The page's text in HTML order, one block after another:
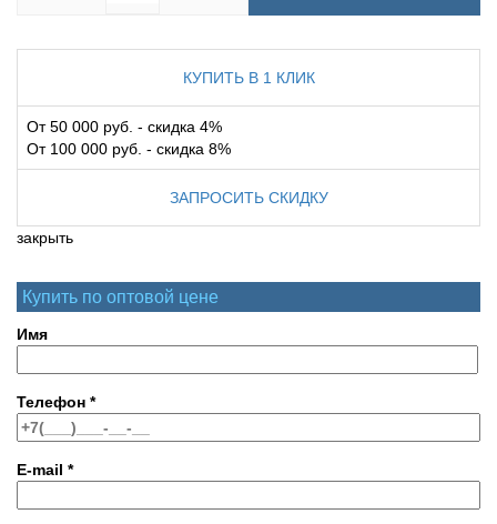
КУПИТЬ В 1 КЛИК
От 50 000 руб. - скидка 4%
От 100 000 руб. - скидка 8%
ЗАПРОСИТЬ СКИДКУ
закрыть
Купить по оптовой цене
Имя
Телефон *
E-mail *